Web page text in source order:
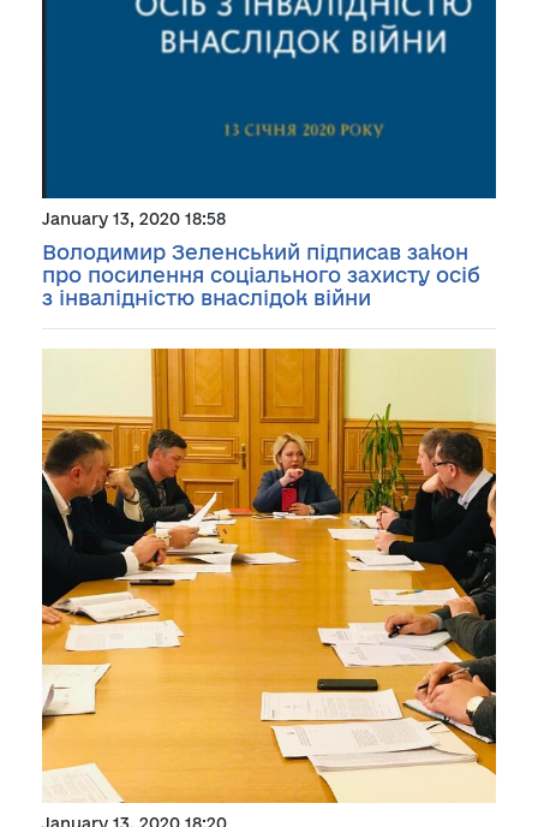
January 13, 2020 18:58
Володимир Зеленський підписав закон
про посилення соціального захисту осіб
з інвалідністю внаслідок війни
January 13, 2020 18:20